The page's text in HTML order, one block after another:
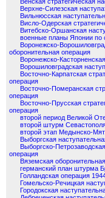
Верхне-Силезская
Вильнюсская
Висло-Одерская
Витебско-Оршанская
военные планы Японии по
Воронежско-
оборонительная операция
Воронежско-
Ворошиловградская
Восточно-Карпатская
операция
Восточно-Померанская
операция
Восточно-Прусская
операция
второй период Великой
второй штурм
второй этап Медынско-
Выборгская
Выборгско-
операция
Вяземская
германский план штурма
Голландская операция
Гомельско-Речицкая
Городокская